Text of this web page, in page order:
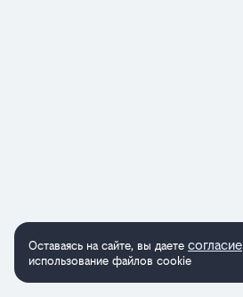
Оставаясь на сайте, вы даете согласие
использование файлов cookie